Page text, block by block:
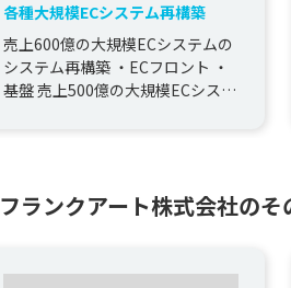
各種大規模ECシステム再構築
売上600億の大規模ECシステムの
システム再構築 ・ECフロント ・
基盤 売上500億の大規模ECシステ
ト ...
フランクアート株式会社の